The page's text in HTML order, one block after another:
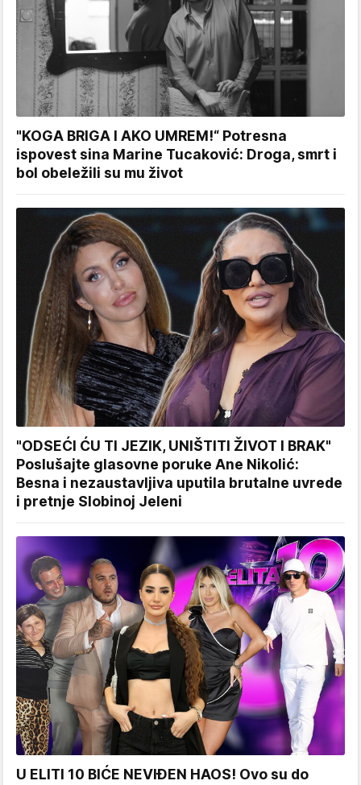
"KOGA BRIGA I AKO UMREM!“ Potresna
ispovest sina Marine Tucaković: Droga, smrt i
bol obeležili su mu život
"ODSEĆI ĆU TI JEZIK, UNIŠTITI ŽIVOT I BRAK"
Poslušajte glasovne poruke Ane Nikolić:
Besna i nezaustavljiva uputila brutalne uvrede
i pretnje Slobinoj Jeleni
U ELITI 10 BIĆE NEVIĐEN HAOS! Ovo su do